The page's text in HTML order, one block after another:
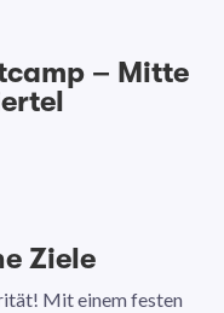
– Mitte
Ziele
Mit einem festen